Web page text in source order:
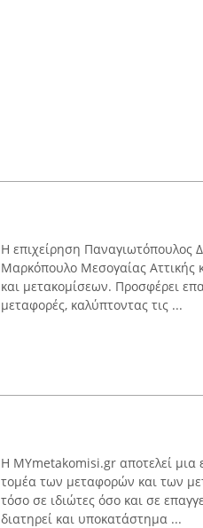
Η επιχείρηση Παναγιωτόπουλος
Μαρκόπουλο Μεσογαίας Αττικής
και μετακομίσεων. Προσφέρει
μεταφορές, καλύπτοντας τις ...
Η MYmetakomisi.gr αποτελεί μια
τομέα των μεταφορών και των
τόσο σε ιδιώτες όσο και σε
διατηρεί και υποκατάστημα ...